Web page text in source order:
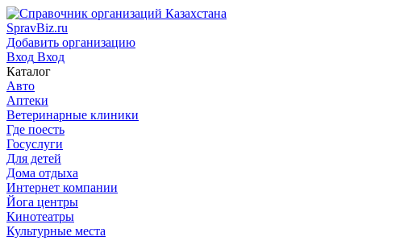
SpravBiz.ru
Добавить организацию
Вход Вход
Каталог
Авто
Аптеки
Ветеринарные клиники
Где поесть
Госуслуги
Для детей
Дома отдыха
Интернет компании
Йога центры
Кинотеатры
Культурные места